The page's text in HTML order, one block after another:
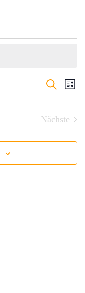
Such-
und
Suche
Liste
Nächste